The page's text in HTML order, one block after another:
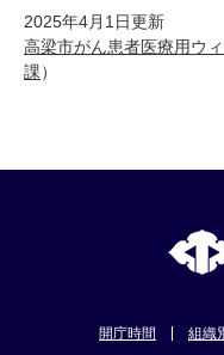
2025年4月1日更新
高梁市がん患者医療用ウ
課）
開庁時間 組織